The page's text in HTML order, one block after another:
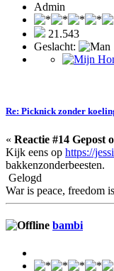
Admin
21.543
Geslacht:
Re: Picknick zonder
« Reactie #14 Gepost
Kijk eens op https://
bakkenzonderbeesten.
Gelogd
War is peace, freedom
bambi